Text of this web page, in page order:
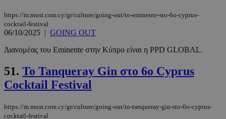
https://m.must.com.cy/gr/culture/going-out/to-eminente-sto-6o-cyprus-
cocktail-festival
06/10/2025 | GOING OUT
Διανομέας του Eminente στην Κύπρο είναι η PPD GLOBAL.
51. Το Tanqueray Gin στο 6ο Cyprus
Cocktail Festival
https://m.must.com.cy/gr/culture/going-out/to-tanqueray-gin-sto-6o-cyprus-
cocktail-festival
__cf_bm
Cloudflare Inc.